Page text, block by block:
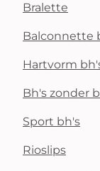
Bralette
Balconnette
Hartvorm
Bh's zonder
Sport bh's
Rioslips